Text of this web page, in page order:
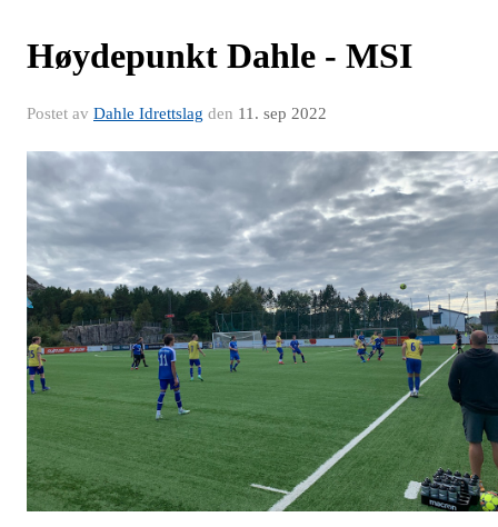
Høydepunkt Dahle - MSI
Postet av Dahle Idrettslag den 11. sep 2022